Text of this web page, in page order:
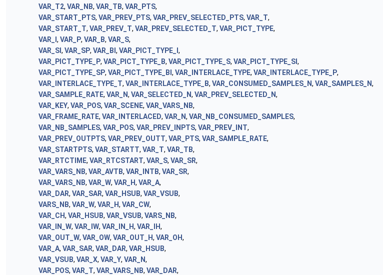
VAR_T2, VAR_NB, VAR_TB, VAR_PTS,
VAR_START_PTS, VAR_PREV_PTS, VAR_PREV_SELECTED_PTS, VAR_T,
VAR_START_T, VAR_PREV_T, VAR_PREV_SELECTED_T, VAR_PICT_TYPE,
VAR_I , VAR_P, VAR_B, VAR_S,
VAR_SI , VAR_SP, VAR_BI , VAR_PICT_TYPE_I ,
VAR_PICT_TYPE_P, VAR_PICT_TYPE_B, VAR_PICT_TYPE_S, VAR_PICT_TYPE_SI ,
VAR_PICT_TYPE_SP, VAR_PICT_TYPE_BI , VAR_INTERLACE_TYPE, VAR_INTERLACE_TYPE_P,
VAR_INTERLACE_TYPE_T, VAR_INTERLACE_TYPE_B, VAR_CONSUMED_SAMPLES_N, VAR_SAMPLES_N,
VAR_SAMPLE_RATE, VAR_N, VAR_SELECTED_N, VAR_PREV_SELECTED_N,
VAR_KEY, VAR_POS, VAR_SCENE, VAR_VARS_NB,
VAR_FRAME_RATE, VAR_INTERLACED, VAR_N, VAR_NB_CONSUMED_SAMPLES,
VAR_NB_SAMPLES, VAR_POS, VAR_PREV_INPTS, VAR_PREV_INT,
VAR_PREV_OUTPTS, VAR_PREV_OUTT, VAR_PTS, VAR_SAMPLE_RATE,
VAR_STARTPTS, VAR_STARTT, VAR_T, VAR_TB,
VAR_RTCTIME, VAR_RTCSTART, VAR_S, VAR_SR,
VAR_VARS_NB, VAR_AVTB, VAR_INTB, VAR_SR,
VAR_VARS_NB, VAR_W, VAR_H, VAR_A,
VAR_DAR, VAR_SAR, VAR_HSUB, VAR_VSUB,
VARS_NB, VAR_W, VAR_H, VAR_CW,
VAR_CH, VAR_HSUB, VAR_VSUB, VARS_NB,
VAR_IN_W, VAR_IW, VAR_IN_H, VAR_IH,
VAR_OUT_W, VAR_OW, VAR_OUT_H, VAR_OH,
VAR_A, VAR_SAR, VAR_DAR, VAR_HSUB,
VAR_VSUB, VAR_X, VAR_Y, VAR_N,
VAR_POS, VAR_T, VAR_VARS_NB, VAR_DAR,